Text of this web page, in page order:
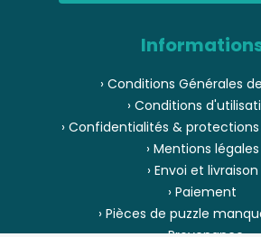
› Conditions Générales
› Conditions
› Confidentialités &
› Mentions légales
› Envoi et livraison
› Paiement
› Pièces de puzzle